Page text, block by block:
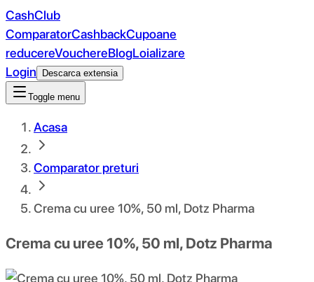
CashClub
ComparatorCashbackCupoane
reducereVouchereBlogLoializare
Login
Descarca extensia
Toggle menu
Acasa
Comparator preturi
Crema cu uree 10%, 50 ml, Dotz Pharma
Crema cu uree 10%, 50 ml, Dotz Pharma